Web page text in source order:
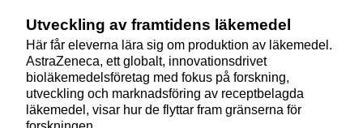
Utveckling av framtidens läkemedel
Här får eleverna lära sig om produktion av läkemedel.
AstraZeneca, ett globalt, innovationsdrivet
bioläkemedelsföretag med fokus på forskning,
utveckling och marknadsföring av receptbelagda
läkemedel, visar hur de flyttar fram gränserna för